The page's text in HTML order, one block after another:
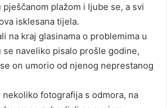
plažom i ljube se, a svi
isklesana tijela.
na kraj glasinama o problemima u
naveliko pisalo prošle godine,
on umorio od njenog neprestanog
fotografija s odmora, na